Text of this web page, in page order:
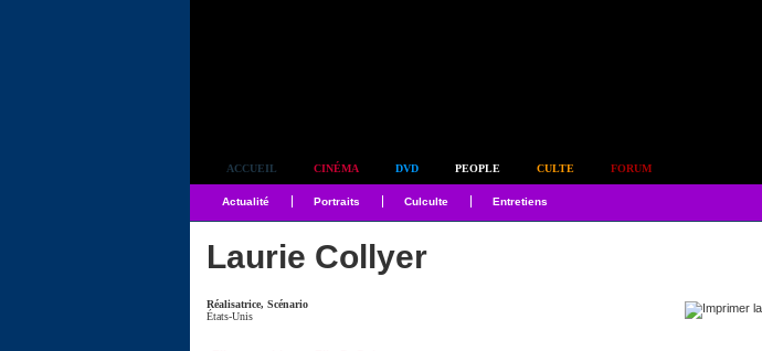
ACCUEIL CINÉMA DVD PEOPLE CULTE FORUM
Actualité Portraits Culculte Entretiens
Laurie Collyer
Réalisatrice, Scénario
États-Unis